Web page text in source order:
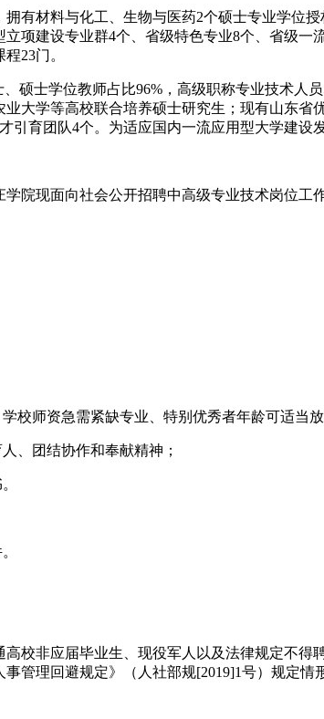
有材料与化工、生物与医药2个硕士专业学位
项建设专业群4个、省级特色专业8个、省级
23门。
硕士学位教师占比96%，高级职称专业技术人
大学等高校联合培养硕士研究生；现有山东
引育团队4个。为适应国内一流应用型大学建设
院现面向社会公开招聘中高级专业技术岗位
校师资急需紧缺专业、特别优秀者年龄可适当放
、团结协作和奉献精神；
校非应届毕业生、现役军人以及法律规定不
管理回避规定》（人社部规[2019]1号）规定情